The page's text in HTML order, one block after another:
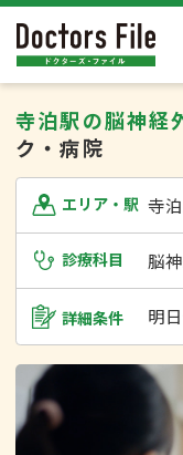
寺泊駅の脳神経
ク・病院
エリア・駅 寺
診療科目 脳
詳細条件 明